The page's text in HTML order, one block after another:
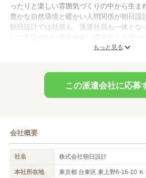
ったりと楽しい雰囲気づくりの中から生ま
豊かな自然環境と暖かい人間関係が朝日設
朝日設計では社員も、派遣社員も一体とな
して不安のない働きやすい環境作りを第一
もっと見る
この派遣会社に応募
会社概要
社名 株式会社朝日設計
本社所在地 東京都 台東区 東上野6-16-10